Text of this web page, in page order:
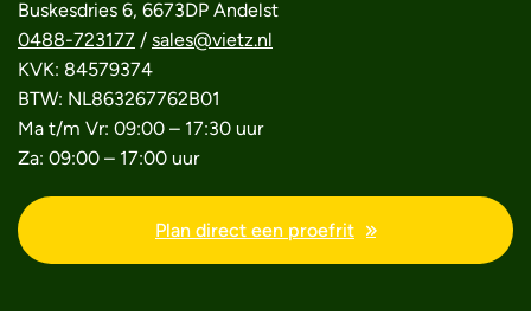
Buskesdries 6, 6673DP Andelst
0488-723177 / sales@vietz.nl
KVK: 84579374
BTW: NL863267762B01
Ma t/m Vr: 09:00 – 17:30 uur
Za: 09:00 – 17:00 uur
Plan direct een proefrit